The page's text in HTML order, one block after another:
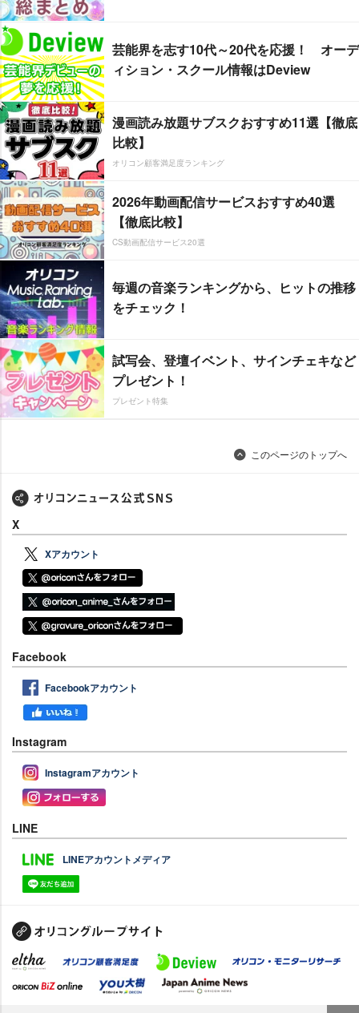
芸能界を志す10代～20代を応援！ オーデ
ィション・スクール情報はDeview
漫画読み放題サブスクおすすめ11選【徹底
比較】
オリコン顧客満足度ランキング
2026年動画配信サービスおすすめ40選
【徹底比較】
CS動画配信サービス20選
毎週の音楽ランキングから、ヒットの推移
をチェック！
試写会、登壇イベント、サインチェキなど
プレゼント！
プレゼント特集
このページのトップへ
X
Xアカウント
Facebook
Facebookアカウント
Instagram
Instagramアカウント
LINE
LINEアカウントメディア